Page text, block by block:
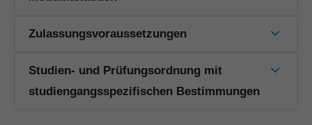
Zulassungsvoraussetzungen
Studien- und Prüfungsordnung mit
studiengangsspezifischen Bestimmungen